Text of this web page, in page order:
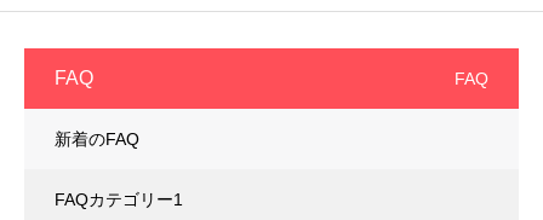
FAQ FAQ
新着のFAQ
FAQカテゴリー1